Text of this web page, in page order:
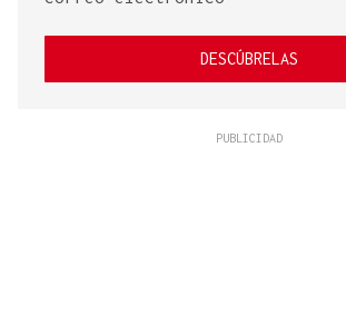
DESCÚBRELAS